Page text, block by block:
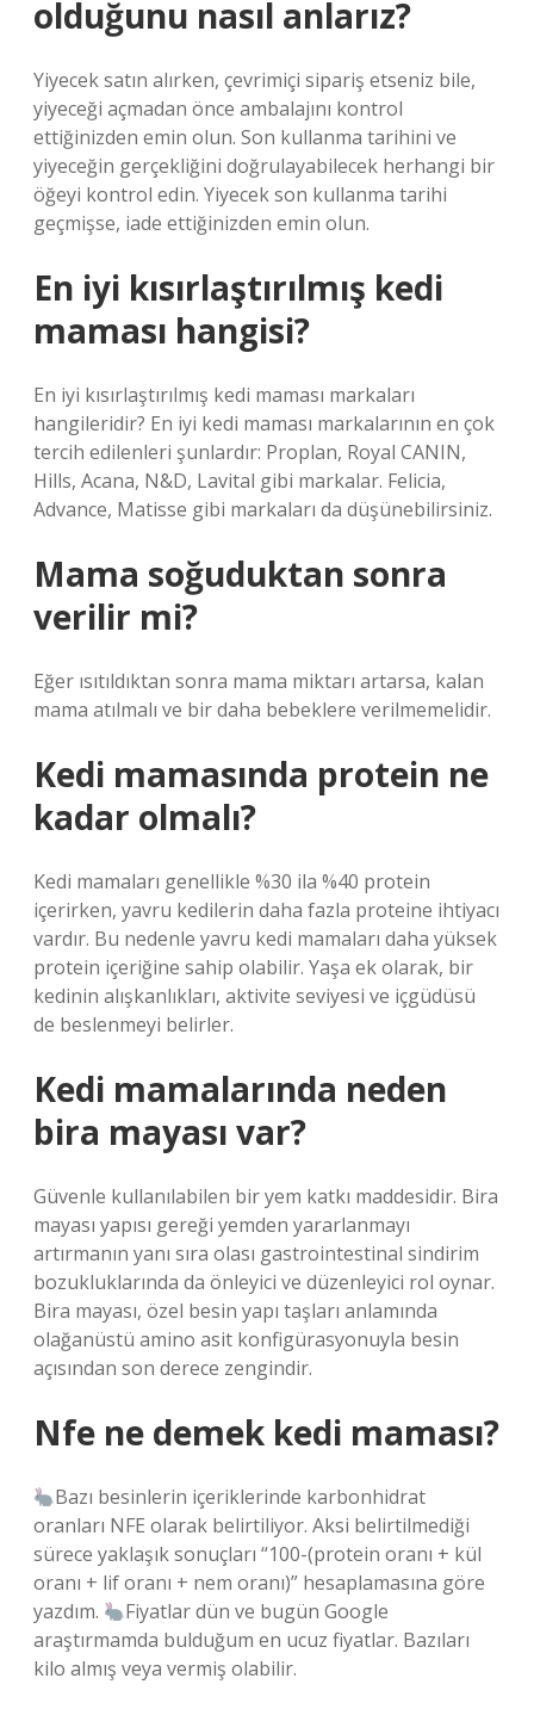
olduğunu nasıl anlarız?
Yiyecek satın alırken, çevrimiçi sipariş etseniz bile,
yiyeceği açmadan önce ambalajını kontrol
ettiğinizden emin olun. Son kullanma tarihini ve
yiyeceğin gerçekliğini doğrulayabilecek herhangi bir
öğeyi kontrol edin. Yiyecek son kullanma tarihi
geçmişse, iade ettiğinizden emin olun.
En iyi kısırlaştırılmış kedi
maması hangisi?
En iyi kısırlaştırılmış kedi maması markaları
hangileridir? En iyi kedi maması markalarının en çok
tercih edilenleri şunlardır: Proplan, Royal CANIN,
Hills, Acana, N&D, Lavital gibi markalar. Felicia,
Advance, Matisse gibi markaları da düşünebilirsiniz.
Mama soğuduktan sonra
verilir mi?
Eğer ısıtıldıktan sonra mama miktarı artarsa, kalan
mama atılmalı ve bir daha bebeklere verilmemelidir.
Kedi mamasında protein ne
kadar olmalı?
Kedi mamaları genellikle %30 ila %40 protein
içerirken, yavru kedilerin daha fazla proteine ​​ihtiyacı
vardır. Bu nedenle yavru kedi mamaları daha yüksek
protein içeriğine sahip olabilir. Yaşa ek olarak, bir
kedinin alışkanlıkları, aktivite seviyesi ve içgüdüsü
de beslenmeyi belirler.
Kedi mamalarında neden
bira mayası var?
Güvenle kullanılabilen bir yem katkı maddesidir. Bira
mayası yapısı gereği yemden yararlanmayı
artırmanın yanı sıra olası gastrointestinal sindirim
bozukluklarında da önleyici ve düzenleyici rol oynar.
Bira mayası, özel besin yapı taşları anlamında
olağanüstü amino asit konfigürasyonuyla besin
açısından son derece zengindir.
Nfe ne demek kedi maması?
Bazı besinlerin içeriklerinde karbonhidrat
oranları NFE olarak belirtiliyor. Aksi belirtilmediği
sürece yaklaşık sonuçları “100-(protein oranı + kül
oranı + lif oranı + nem oranı)” hesaplamasına göre
yazdım.
Fiyatlar dün ve bugün Google
araştırmamda bulduğum en ucuz fiyatlar. Bazıları
kilo almış veya vermiş olabilir.